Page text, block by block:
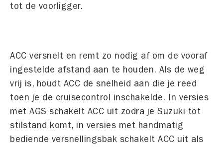
tot de voorligger.
ACC versnelt en remt zo nodig af om de vooraf
ingestelde afstand aan te houden. Als de weg
vrij is, houdt ACC de snelheid aan die je reed
toen je de cruisecontrol inschakelde. In versies
met AGS schakelt ACC uit zodra je Suzuki tot
stilstand komt, in versies met handmatig
bediende versnellingsbak schakelt ACC uit als